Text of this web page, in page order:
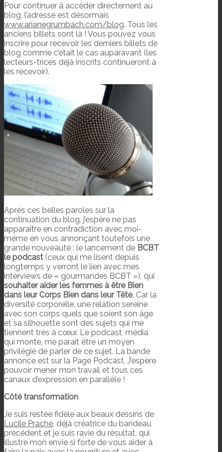
Pour continuer à accéder directement au
blog, l’adresse est désormais
www.arianegrumbach.com/blog. Tous les
anciens billets sont là ! Vous pouvez vous
inscrire pour recevoir les derniers billets de
blog comme c’était le cas auparavant (les
lecteurs-trices déjà inscrits continueront à
les recevoir).
Après ces belles paroles sur la
continuation du blog, j’espère ne pas
apparaître en contradiction avec moi-
même en vous annonçant toutefois une
grande nouveauté : le lancement de BCBT
le podcast (ceux qui me lisent depuis
longtemps y verront le lien avec mes
interviews de « gourmandes BCBT »), qui
souhaiter aider les femmes à être Bien
dans leur Corps Bien dans leur Tête. Car la
diversité corporelle, une relation sereine
avec son corps quels que soient son âge
et sa silhouette sont des sujets qui me
tiennent très à cœur. Le podcast, média
qui monte, me parait être un moyen
privilégié de parler de ce sujet. La bande
annonce est sur la Page Podcast. J’espère
pouvoir mener mon travail et tous ces
canaux d’expression en parallèle !
Côté transformation
Je suis restée fidèle aux beaux dessins de
Lucile Prache , déjà créatrice du bandeau
précédent et je suis ravie du résultat, qui
illustre mon envie si forte de vous aider à